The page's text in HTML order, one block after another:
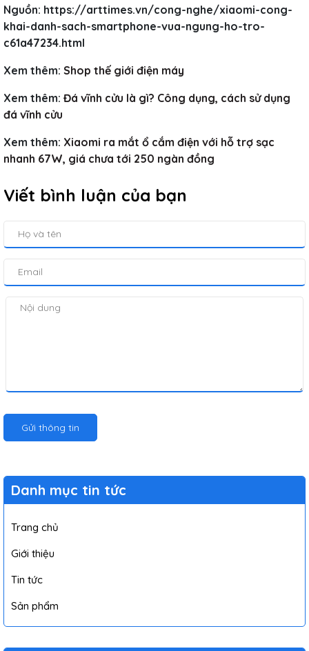
Nguồn: https://arttimes.vn/cong-nghe/xiaomi-cong-
khai-danh-sach-smartphone-vua-ngung-ho-tro-
c61a47234.html
Xem thêm: Shop thế giới điện máy
Xem thêm: Đá vĩnh cửu là gì? Công dụng, cách sử dụng
đá vĩnh cửu
Xem thêm: Xiaomi ra mắt ổ cắm điện với hỗ trợ sạc
nhanh 67W, giá chưa tới 250 ngàn đồng
Viết bình luận của bạn
Gửi thông tin
Danh mục tin tức
Trang chủ
Giới thiệu
Tin tức
Sản phẩm